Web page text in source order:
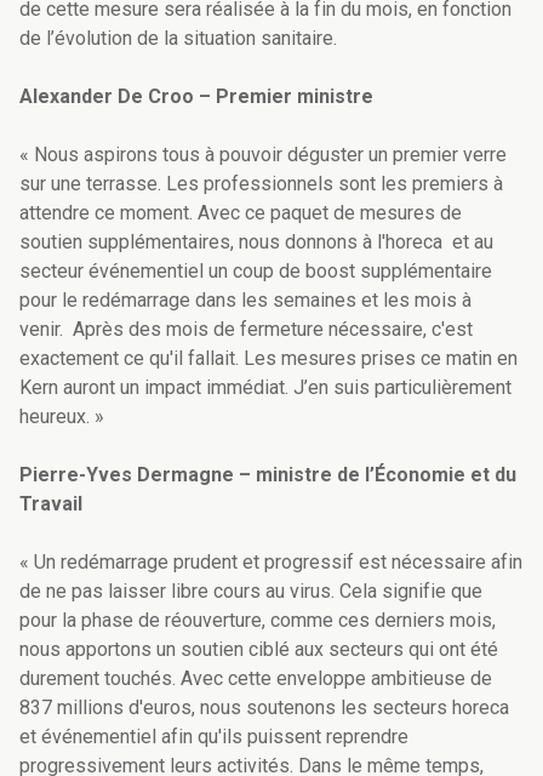
de cette mesure sera réalisée à la fin du mois, en fonction
de l’évolution de la situation sanitaire.
Alexander De Croo – Premier ministre
« Nous aspirons tous à pouvoir déguster un premier verre
sur une terrasse. Les professionnels sont les premiers à
attendre ce moment. Avec ce paquet de mesures de
soutien supplémentaires, nous donnons à l'horeca et au
secteur événementiel un coup de boost supplémentaire
pour le redémarrage dans les semaines et les mois à
venir. Après des mois de fermeture nécessaire, c'est
exactement ce qu'il fallait. Les mesures prises ce matin en
Kern auront un impact immédiat. J’en suis particulièrement
heureux. »
Pierre-Yves Dermagne – ministre de l’Économie et du
Travail
« Un redémarrage prudent et progressif est nécessaire afin
de ne pas laisser libre cours au virus. Cela signifie que
pour la phase de réouverture, comme ces derniers mois,
nous apportons un soutien ciblé aux secteurs qui ont été
durement touchés. Avec cette enveloppe ambitieuse de
837 millions d'euros, nous soutenons les secteurs horeca
et événementiel afin qu'ils puissent reprendre
progressivement leurs activités. Dans le même temps,